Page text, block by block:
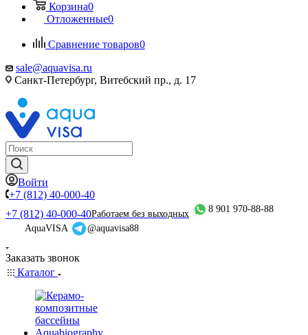
Корзина0
Отложенные0
Сравнение товаров0
sale@aquavisa.ru
Санкт-Петербург, Витебский пр., д. 17
Войти
+7 (812) 40-000-40
+7 (812) 40-000-40Работаем без выходных
8 901 970-88-88
AquaVISA
@aquavisa88
Заказать звонок
Каталог